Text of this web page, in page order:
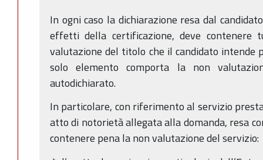
In ogni caso la dichiarazione resa dal
effetti della certificazione, deve contenere
valutazione del titolo che il candidato intende
solo elemento comporta la non
autodichiarato.
In particolare, con riferimento al servizio
atto di notorietà allegata alla domanda, resa
contenere pena la non valutazione del servizio: